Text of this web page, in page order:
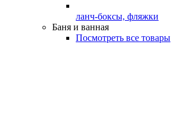
ланч-боксы, фляжки
Баня и ванная
Посмотреть все товары